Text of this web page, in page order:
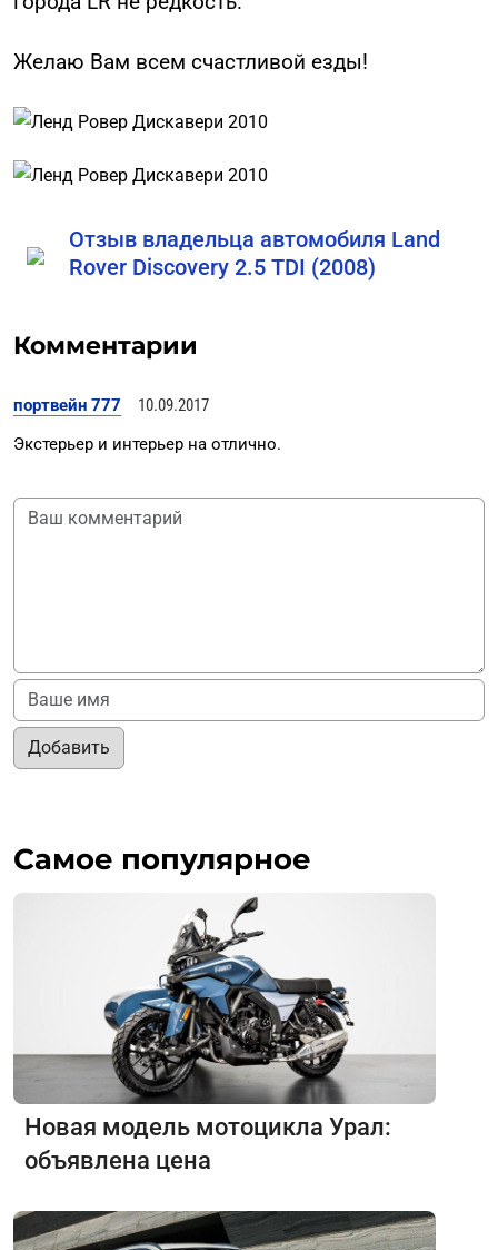
Желаю Вам всем счастливой езды!
Отзыв владельца автомобиля Land
Rover Discovery 2.5 TDI (2008)
Комментарии
портвейн 777
10.09.2017
Экстерьер и интерьер на отлично.
Добавить
Самое популярное
Новая модель мотоцикла Урал:
объявлена цена